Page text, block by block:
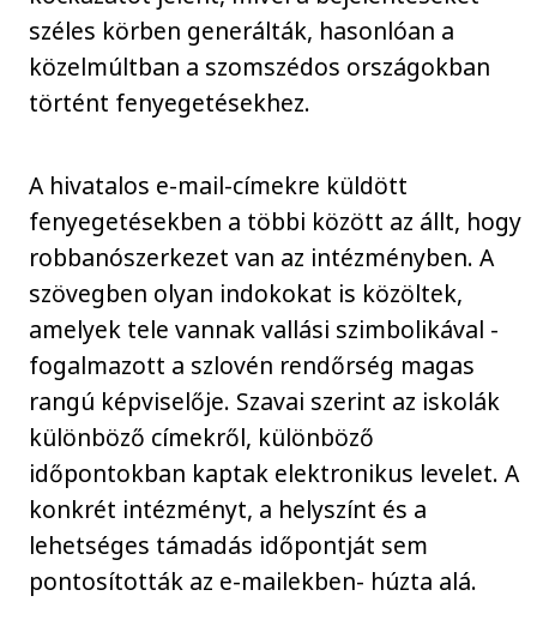
széles körben generálták, hasonlóan a
közelmúltban a szomszédos országokban
történt fenyegetésekhez.
A hivatalos e-mail-címekre küldött
fenyegetésekben a többi között az állt, hogy
robbanószerkezet van az intézményben. A
szövegben olyan indokokat is közöltek,
amelyek tele vannak vallási szimbolikával -
fogalmazott a szlovén rendőrség magas
rangú képviselője. Szavai szerint az iskolák
különböző címekről, különböző
időpontokban kaptak elektronikus levelet. A
konkrét intézményt, a helyszínt és a
lehetséges támadás időpontját sem
pontosították az e-mailekben- húzta alá.